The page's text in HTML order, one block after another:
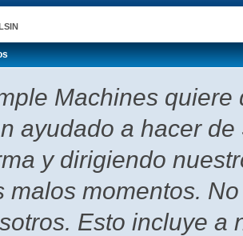
Machines
ayudado a hacer
y dirigiendo
malos momentos.
Esto incluye a